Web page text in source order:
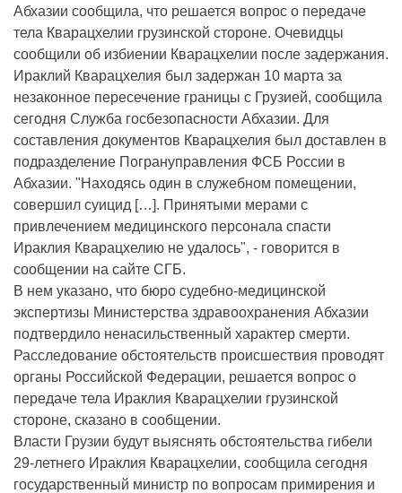
Абхазии сообщила, что решается вопрос о передаче
тела Кварацхелии грузинской стороне. Очевидцы
сообщили об избиении Кварацхелии после задержания.
Ираклий Кварацхелия был задержан 10 марта за
незаконное пересечение границы с Грузией, сообщила
сегодня Служба госбезопасности Абхазии. Для
составления документов Кварацхелия был доставлен в
подразделение Погрануправления ФСБ России в
Абхазии. "Находясь один в служебном помещении,
совершил суицид […]. Принятыми мерами с
привлечением медицинского персонала спасти
Ираклия Кварацхелию не удалось", - говорится в
сообщении на сайте СГБ.
В нем указано, что бюро судебно-медицинской
экспертизы Министерства здравоохранения Абхазии
подтвердило ненасильственный характер смерти.
Расследование обстоятельств происшествия проводят
органы Российской Федерации, решается вопрос о
передаче тела Ираклия Кварацхелии грузинской
стороне, сказано в сообщении.
Власти Грузии будут выяснять обстоятельства гибели
29-летнего Ираклия Кварацхелии, сообщила сегодня
государственный министр по вопросам примирения и